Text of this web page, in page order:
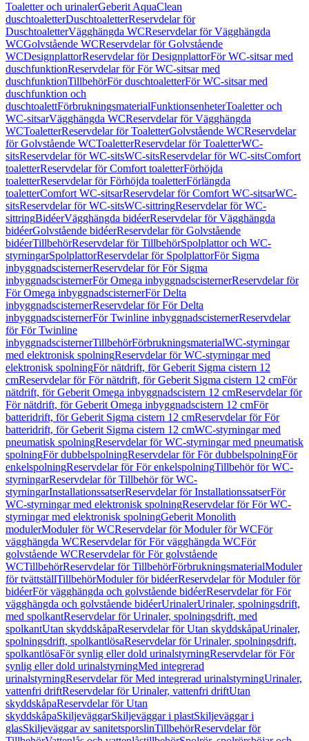
Toaletter och urinalerGeberit AquaClean
duschtoaletterDuschtoaletterReservdelar för
DuschtoaletterVägghängda WCReservdelar för Vägghängda
WCGolvstående WCReservdelar för Golvstående
WCDesignplattorReservdelar för DesignplattorFör WC-sitsar med
duschfunktionReservdelar för För WC-sitsar med
duschfunktionTillbehörFör duschtoaletterFör WC-sitsar med
duschfunktion och
duschtoalettFörbrukningsmaterialFunktionsenheterToaletter och
WC-sitsarVägghängda WCReservdelar för Vägghängda
WCToaletterReservdelar för ToaletterGolvstående WCReservdelar
för Golvstående WCToaletterReservdelar för ToaletterWC-
sitsReservdelar för WC-sitsWC-sitsReservdelar för WC-sitsComfort
toaletterReservdelar för Comfort toaletterFörhöjda
toaletterReservdelar för Förhöjda toaletterFörlängda
toaletterComfort WC-sitsarReservdelar för Comfort WC-sitsarWC-
sitsReservdelar för WC-sitsWC-sittringReservdelar för WC-
sittringBidéerVägghängda bidéerReservdelar för Vägghängda
bidéerGolvstående bidéerReservdelar för Golvstående
bidéerTillbehörReservdelar för TillbehörSpolplattor och WC-
styrningarSpolplattorReservdelar för SpolplattorFör Sigma
inbyggnadscisternerReservdelar för För Sigma
inbyggnadscisternerFör Omega inbyggnadscisternerReservdelar för
För Omega inbyggnadscisternerFör Delta
inbyggnadscisternerReservdelar för För Delta
inbyggnadscisternerFör Twinline inbyggnadscisternerReservdelar
för För Twinline
inbyggnadscisternerTillbehörFörbrukningsmaterialWC-styrningar
med elektronisk spolningReservdelar för WC-styrningar med
elektronisk spolningFör nätdrift, för Geberit Sigma cistern 12
cmReservdelar för För nätdrift, för Geberit Sigma cistern 12 cmFör
nätdrift, för Geberit Omega inbyggnadscistern 12 cmReservdelar för
För nätdrift, för Geberit Omega inbyggnadscistern 12 cmFör
batteridrift, för Geberit Sigma cistern 12 cmReservdelar för För
batteridrift, för Geberit Sigma cistern 12 cmWC-styrningar med
pneumatisk spolningReservdelar för WC-styrningar med pneumatisk
spolningFör dubbelspolningReservdelar för För dubbelspolningFör
enkelspolningReservdelar för För enkelspolningTillbehör för WC-
styrningarReservdelar för Tillbehör för WC-
styrningarInstallationssatserReservdelar för InstallationssatserFör
WC-styrningar med elektronisk spolningReservdelar för För WC-
styrningar med elektronisk spolningGeberit Monolith
modulerModuler för WCReservdelar för Moduler för WCFör
vägghängda WCReservdelar för För vägghängda WCFör
golvstående WCReservdelar för För golvstående
WCTillbehörReservdelar för TillbehörFörbrukningsmaterialModuler
för tvättställTillbehörModuler för bidéerReservdelar för Moduler för
bidéerFör vägghängda och golvstående bidéerReservdelar för För
vägghängda och golvstående bidéerUrinalerUrinaler, spolningsdrift,
med spolkantReservdelar för Urinaler, spolningsdrift, med
spolkantUtan skyddskåpaReservdelar för Utan skyddskåpaUrinaler,
spolningsdrift, spolkantlösaReservdelar för Urinaler, spolningsdrift,
spolkantlösaFör synlig eller dold urinalstyrningReservdelar för För
synlig eller dold urinalstyrningMed integrerad
urinalstyrningReservdelar för Med integrerad urinalstyrningUrinaler,
vattenfri driftReservdelar för Urinaler, vattenfri driftUtan
skyddskåpaReservdelar för Utan
skyddskåpaSkiljeväggarSkiljeväggar i plastSkiljeväggar i
glasSkiljeväggar av sanitetsporslinTillbehörReservdelar för